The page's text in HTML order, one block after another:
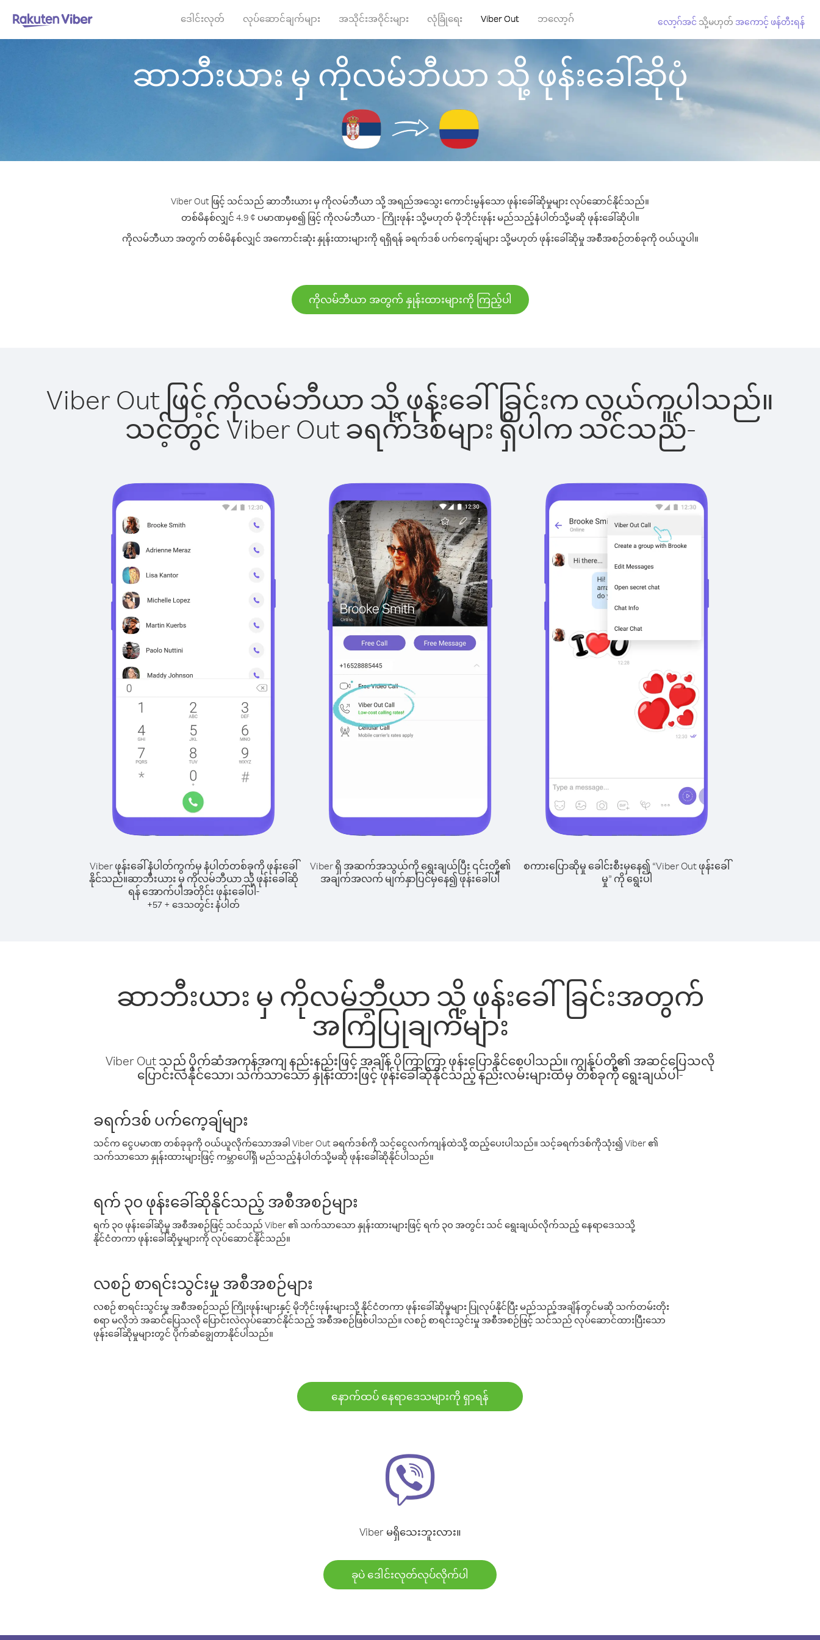
ဒေါင်းလုတ် လုပ်ဆောင်ချက်များ အသိုင်းအဝိုင်းများ လုံခြုံရေး Viber Out ဘလော့ဂ် လော့ဂ်အင် သို့မဟုတ် အကောင့် ဖန်တီးရန်
ဆာဘီးယား မှ ကိုလမ်ဘီယာ သို့ ဖုန်းခေါ်ဆိုပုံ
Viber Out ဖြင့် သင်သည် ဆာဘီးယား မှ ကိုလမ်ဘီယာ သို့ အရည်အသွေး ကောင်းမွန်သော ဖုန်းခေါ်ဆိုမှုများ လုပ်ဆောင်နိုင်သည်။
တစ်မိနစ်လျှင် 4.9 ¢ ပမာဏမှစ၍ ဖြင့် ကိုလမ်ဘီယာ - ကြိုးဖုန်း သို့မဟုတ် မိုဘိုင်းဖုန်း မည်သည့်နံပါတ်သို့မဆို ဖုန်းခေါ်ဆိုပါ။
ကိုလမ်ဘီယာ အတွက် တစ်မိနစ်လျှင် အကောင်းဆုံး နှုန်းထားများကို ရရှိရန် ခရက်ဒစ် ပက်ကေ့ချ်များ သို့မဟုတ် ဖုန်းခေါ်ဆိုမှု အစီအစဉ်တစ်ခုကို ဝယ်ယူပါ။
ကိုလမ်ဘီယာ အတွက် နှုန်းထားများကို ကြည့်ပါ
Viber Out ဖြင့် ကိုလမ်ဘီယာ သို့ ဖုန်းခေါ်ခြင်းက လွယ်ကူပါသည်။
သင့်တွင် Viber Out ခရက်ဒစ်များ ရှိပါက သင်သည်-
Viber ဖုန်းခေါ်နံပါတ်ကွက်မှ နံပါတ်တစ်ခုကို ဖုန်းခေါ်
နိုင်သည်။ဆာဘီးယား မှ ကိုလမ်ဘီယာ သို့ ဖုန်းခေါ်ဆို
ရန် အောက်ပါအတိုင်း ဖုန်းခေါ်ပါ-
+57 + ဒေသတွင်း နံပါတ်
Viber ရှိ အဆက်အသွယ်ကို ရွေးချယ်ပြီး ၎င်းတို့၏
အချက်အလက် မျက်နှာပြင်မှနေ၍ ဖုန်းခေါ်ပါ
စကားပြောဆိုမှု ခေါင်းစီးမှနေ၍ “Viber Out ဖုန်းခေါ်
မှု” ကို ရွေးပါ
ဆာဘီးယား မှ ကိုလမ်ဘီယာ သို့ ဖုန်းခေါ်ခြင်းအတွက်
အကြံပြုချက်များ
Viber Out သည် ပိုက်ဆံအကုန်အကျ နည်းနည်းဖြင့် အချိန် ပိုကြာကြာ ဖုန်းပြောနိုင်စေပါသည်။ ကျွန်ုပ်တို့၏ အဆင်ပြေသလို
ပြောင်းလဲနိုင်သော၊ သက်သာသော နှုန်းထားဖြင့် ဖုန်းခေါ်ဆိုနိုင်သည့် နည်းလမ်းများထဲမှ တစ်ခုကို ရွေးချယ်ပါ-
ခရက်ဒစ် ပက်ကေ့ချ်များ
သင်က ငွေပမာဏ တစ်ခုခုကို ဝယ်ယူလိုက်သောအခါ Viber Out ခရက်ဒစ်ကို သင့်ငွေလက်ကျန်ထဲသို့ ထည့်ပေးပါသည်။ သင့်ခရက်ဒစ်ကိုသုံး၍ Viber ၏
သက်သာသော နှုန်းထားများဖြင့် ကမ္ဘာပေါ်ရှိ မည်သည့်နံပါတ်သို့မဆို ဖုန်းခေါ်ဆိုနိုင်ပါသည်။
ရက် ၃၀ ဖုန်းခေါ်ဆိုနိုင်သည့် အစီအစဉ်များ
ရက် ၃၀ ဖုန်းခေါ်ဆိုမှု အစီအစဉ်ဖြင့် သင်သည် Viber ၏ သက်သာသော နှုန်းထားများဖြင့် ရက် ၃၀ အတွင်း သင် ရွေးချယ်လိုက်သည့် နေရာဒေသသို့
နိုင်ငံတကာ ဖုန်းခေါ်ဆိုမှုများကို လုပ်ဆောင်နိုင်သည်။
လစဉ် စာရင်းသွင်းမှု အစီအစဉ်များ
လစဉ် စာရင်းသွင်းမှု အစီအစဉ်သည် ကြိုးဖုန်းများနှင့် မိုဘိုင်းဖုန်းများသို့ နိုင်ငံတကာ ဖုန်းခေါ်ဆိုမှုများ ပြုလုပ်နိုင်ပြီး မည်သည့်အချိန်တွင်မဆို သက်တမ်းတိုး
စရာ မလိုဘဲ အဆင်ပြေသလို ပြောင်းလဲလုပ်ဆောင်နိုင်သည့် အစီအစဉ်ဖြစ်ပါသည်။ လစဉ် စာရင်းသွင်းမှု အစီအစဉ်ဖြင့် သင်သည် လုပ်ဆောင်ထားပြီးသော
ဖုန်းခေါ်ဆိုမှုများတွင် ပိုက်ဆံချွေတာနိုင်ပါသည်။
နောက်ထပ် နေရာဒေသများကို ရှာရန်
Viber မရှိသေးဘူးလား။
ခုပဲ ဒေါင်းလုတ်လုပ်လိုက်ပါ